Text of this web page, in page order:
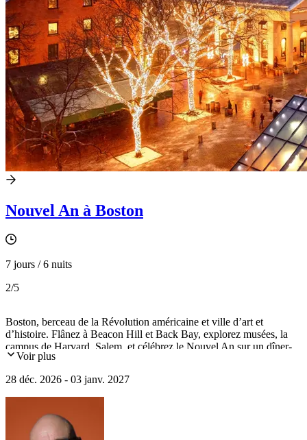
Nouvel An à Boston
7 jours / 6 nuits
2/5
Boston, berceau de la Révolution américaine et ville d’art et
d’histoire. Flânez à Beacon Hill et Back Bay, explorez musées, la
campus de Harvard, Salem, et célébrez le Nouvel An sur un dîner-
croisière sur la rivière Charles.
Voir plus
28 déc. 2026 - 03 janv. 2027